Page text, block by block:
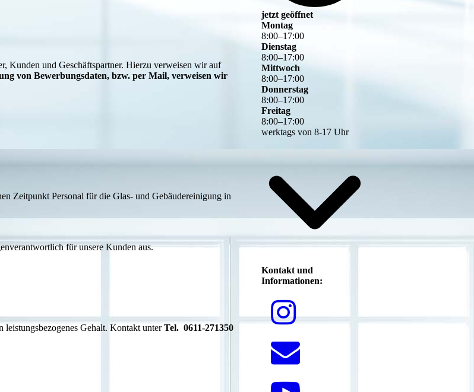
Kunden und Geschäftspartner. Hierzu verweisen wir auf
von Bewerbungsdaten, bzw. per Mail, verweisen wir
Zeitpunkt Personal für die Glas- und Gebäudereinigung in
für unsere Kunden aus.
Gehalt. Kontakt unterTel. 0611-271350
jetzt geöffnet
Montag
8:00–17:00
Dienstag
8:00–17:00
Mittwoch
8:00–17:00
Donnerstag
8:00–17:00
Freitag
8:00–17:00
werktags von 8-17 Uhr
Kontakt und
Informationen: